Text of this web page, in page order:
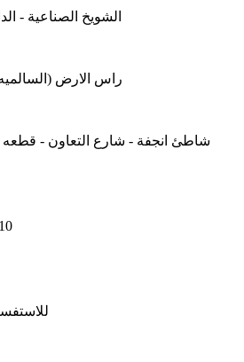
الشويخ الصناعية -
راس الارض (السالميه) قطعه ١
شاطئ انجفة - شارع التعاون - قطعه 13 بلاج 17 مقابل منطقة سلوى